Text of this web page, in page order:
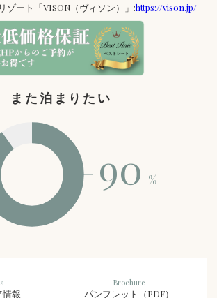
ゾート「VISON（ヴィソン）」:https://vison.jp/
また泊まりたい
90 %
情報
Brochure
パンフレット（PDF）